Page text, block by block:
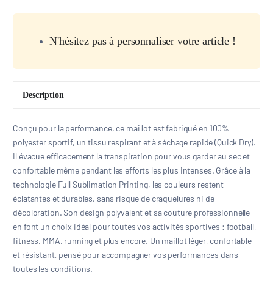
N'hésitez pas à personnaliser votre article !
Description
Conçu pour la performance, ce maillot est fabriqué en 100%
polyester sportif, un tissu respirant et à séchage rapide (Quick Dry).
Il évacue efficacement la transpiration pour vous garder au sec et
confortable même pendant les efforts les plus intenses. Grâce à la
technologie Full Sublimation Printing, les couleurs restent
éclatantes et durables, sans risque de craquelures ni de
décoloration. Son design polyvalent et sa couture professionnelle
en font un choix idéal pour toutes vos activités sportives : football,
fitness, MMA, running et plus encore. Un maillot léger, confortable
et résistant, pensé pour accompagner vos performances dans
toutes les conditions.